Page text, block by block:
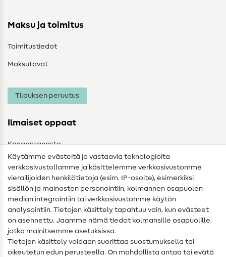
Maksu ja toimitus
Toimitustiedot
Maksutavat
Tilauksen peruutus
Ilmaiset oppaat
Kangassanasto
Ompelusanasto
Ompeluohjeet
Apua ja yhteystiedot
Yhteystiedot
Tietoa omistajanvaihdoksesta
Käytämme evästeitä ja vastaavia teknologioita
verkkosivustollamme ja käsittelemme verkkosivustomme
vierailijoiden henkilötietoja (esim. IP-osoite), esimerkiksi
sisällön ja mainosten personointiin, kolmannen osapuolen
median integrointiin tai verkkosivustomme käytön
analysointiin. Tietojen käsittely tapahtuu vain, kun evästeet
on asennettu. Jaamme nämä tiedot kolmansille osapuolille,
jotka mainitsemme asetuksissa.
Tietojen käsittely voidaan suorittaa suostumuksella tai
oikeutetun edun perusteella. On mahdollista antaa tai evätä